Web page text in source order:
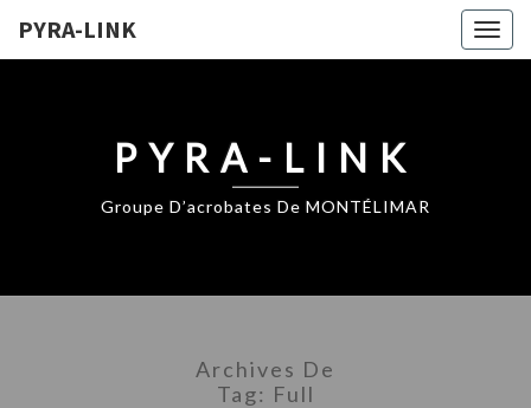
PYRA-LINK
PYRA-LINK
Groupe D’acrobates De MONTÉLIMAR
Archives De
Tag: Full